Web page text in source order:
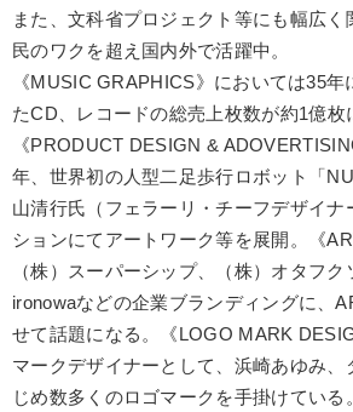
また、文科省プロジェクト等にも幅広く
民のワクを超え国内外で活躍中。
《MUSIC GRAPHICS》においては35年
たCD、レコードの総売上枚数が約1億枚
《PRODUCT DESIGN &
年、世界初の人型二足歩行ロボット「
山清行氏（フェラーリ・チーフデザイナ
ションにてアートワーク等を展開。《
（株）スーパーシップ、（株）オタフク
ironowaなどの企業ブランディングに、
せて話題になる。《LOGO MARK
マークデザイナーとして、浜崎あゆみ、
じめ数多くのロゴマークを手掛けている